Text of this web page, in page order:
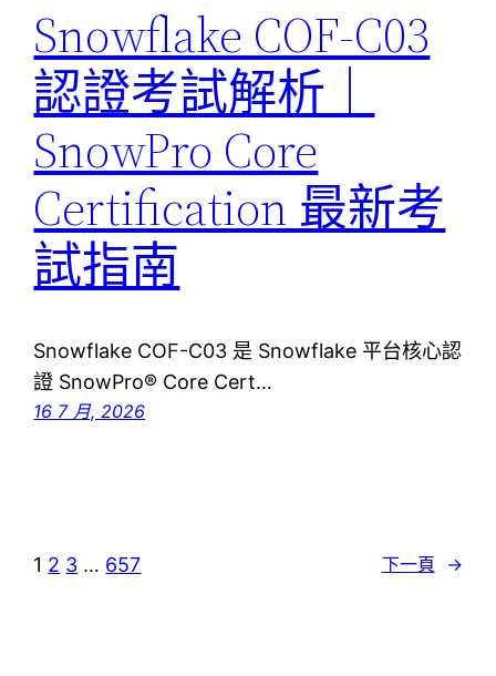
Snowflake COF-C03
認證考試解析｜
SnowPro Core
Certification 最新考
試指南
Snowflake COF-C03 是 Snowflake 平台核心認
證 SnowPro® Core Cert…
16 7 月, 2026
1 2 3 … 657 下一頁 →